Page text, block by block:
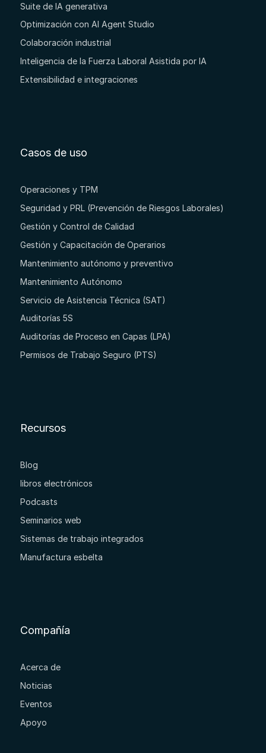
Suite de IA generativa
Optimización con AI Agent Studio
Colaboración industrial
Inteligencia de la Fuerza Laboral Asistida por IA
Extensibilidad e integraciones
Casos de uso
Operaciones y TPM
Seguridad y PRL (Prevención de Riesgos Laborales)
Gestión y Control de Calidad
Gestión y Capacitación de Operarios
Mantenimiento autónomo y preventivo
Mantenimiento Autónomo
Servicio de Asistencia Técnica (SAT)
Auditorías 5S
Auditorías de Proceso en Capas (LPA)
Permisos de Trabajo Seguro (PTS)
Recursos
Blog
libros electrónicos
Podcasts
Seminarios web
Sistemas de trabajo integrados
Manufactura esbelta
Compañía
Acerca de
Noticias
Eventos
Apoyo